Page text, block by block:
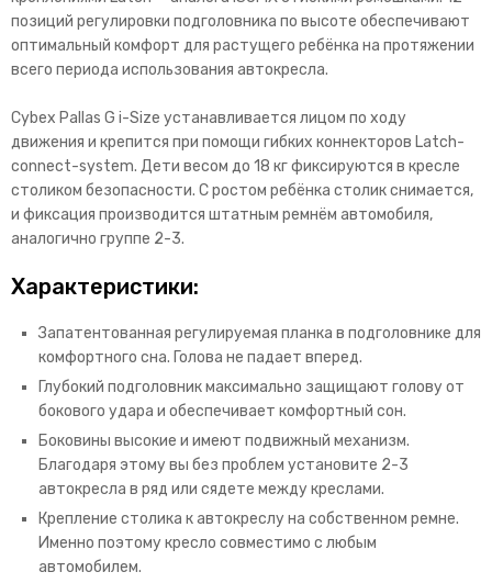
позиций регулировки подголовника по высоте обеспечивают
оптимальный комфорт для растущего ребёнка на протяжении
всего периода использования автокресла.
Cybex Pallas G i-Size устанавливается лицом по ходу
движения и крепится при помощи гибких коннекторов Latch-
connect-system. Дети весом до 18 кг фиксируются в кресле
столиком безопасности. С ростом ребёнка столик снимается,
и фиксация производится штатным ремнём автомобиля,
аналогично группе 2-3.
Характеристики:
Запатентованная регулируемая планка в подголовнике для
комфортного сна. Голова не падает вперед.
Глубокий подголовник максимально защищают голову от
бокового удара и обеспечивает комфортный сон.
Боковины высокие и имеют подвижный механизм.
Благодаря этому вы без проблем установите 2-3
автокресла в ряд или сядете между креслами.
Крепление столика к автокреслу на собственном ремне.
Именно поэтому кресло совместимо с любым
автомобилем.